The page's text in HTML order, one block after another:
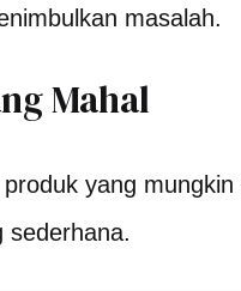
masalah.
Mahal
yang
sederhana.